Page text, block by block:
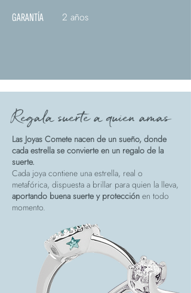
GARANTÍA 2 años
Regala suerte a quien amas
Las Joyas Comete nacen de un sueño, donde
cada estrella se convierte en un regalo de la
suerte.
Cada joya contiene una estrella, real o
metafórica, dispuesta a brillar para quien la lleva,
aportando buena suerte y protección en todo
momento.